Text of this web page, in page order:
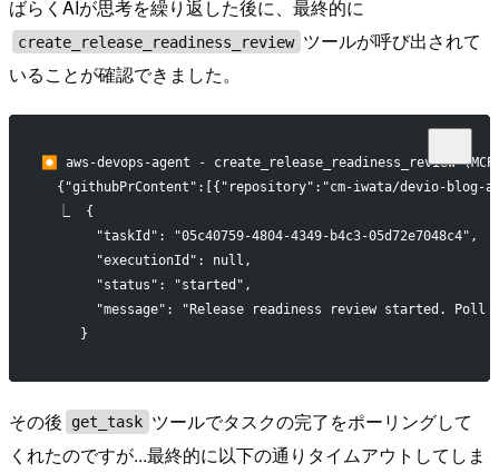
ばらくAIが思考を繰り返した後に、最終的に
create_release_readiness_review ツールが呼び出されて
いることが確認できました。
⏺ aws-devops-agent - create_release_readiness_review
{"githubPrContent":[{"repository":"cm-iwata/devio-blog-
  ⎿  {
       "taskId": "05c40759-4804-4349-b4c3-05d72e7048c4",
       "executionId": null,
       "status": "started",
"message": "Release readiness review started. Poll
     }
その後 get_task ツールでタスクの完了をポーリングして
くれたのですが...最終的に以下の通りタイムアウトしてしま